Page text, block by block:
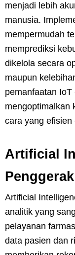
menjadi lebih
manusia.
mempermudah
memprediksi
dikelola secara
maupun
pemanfaatan
mengoptimalkan
cara yang efisien
Artificial
Artificial
analitik yang
pelayanan
data pasien dan